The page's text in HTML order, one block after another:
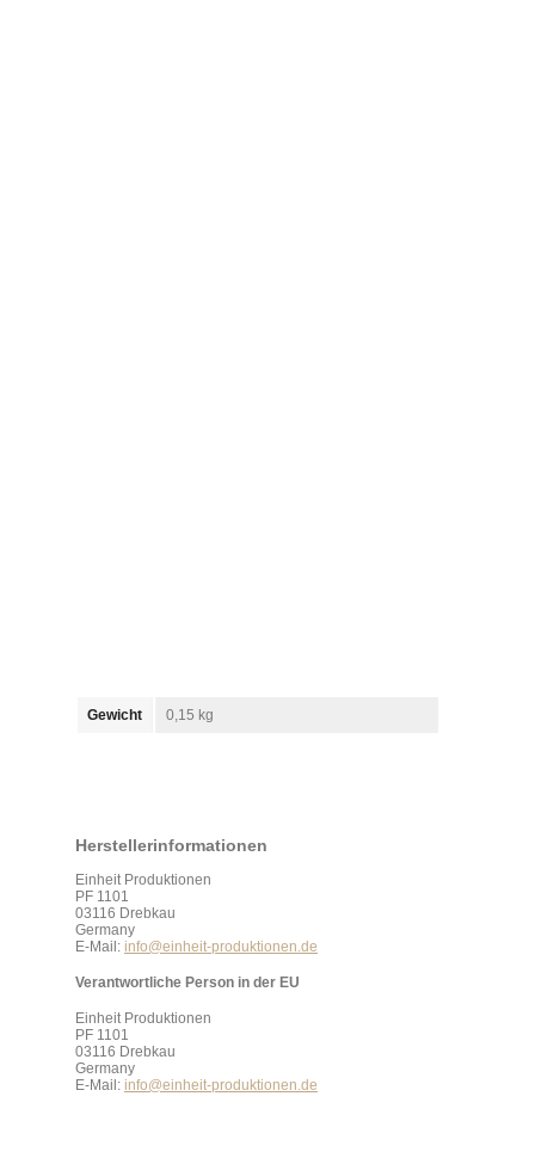
Gewicht 0,15 kg
Herstellerinformationen
Einheit Produktionen
PF 1101
03116 Drebkau
Germany
E-Mail: info@einheit-produktionen.de
Verantwortliche Person in der EU
Einheit Produktionen
PF 1101
03116 Drebkau
Germany
E-Mail: info@einheit-produktionen.de